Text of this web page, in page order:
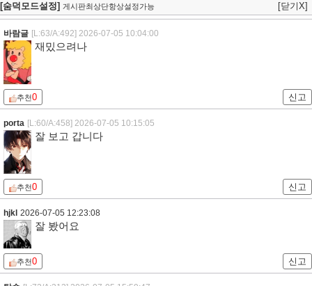
[숨덕모드설정] 게시판최상단항상설정가능 [닫기X]
바람글 [L:63/A:492] 2026-07-05 10:04:00
재밌으려나
추천0 신고
porta [L:60/A:458] 2026-07-05 10:15:05
잘 보고 갑니다
추천0 신고
hjkl 2026-07-05 12:23:08
잘 봤어요
추천0 신고